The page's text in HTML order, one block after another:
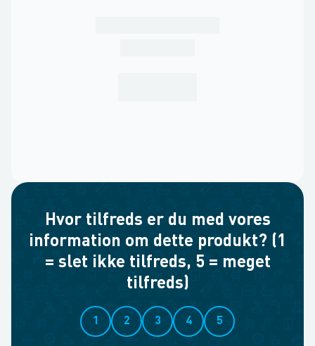
Hvor tilfreds er du med vores
information om dette produkt? (1
= slet ikke tilfreds, 5 = meget
tilfreds)
1 2 3 4 5